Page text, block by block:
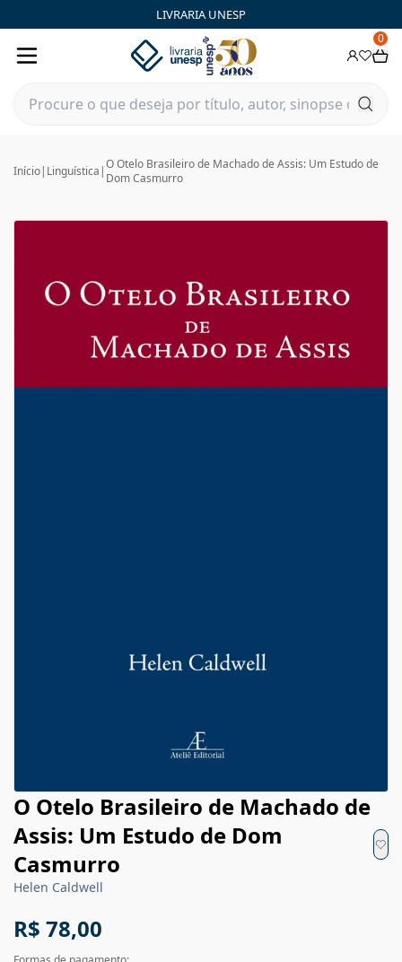
LIVRARIA UNESP
0
Início| Linguística |O Otelo Brasileiro de Machado de Assis: Um Estudo de
Dom Casmurro
O Otelo Brasileiro de Machado de
Assis: Um Estudo de Dom
Casmurro
Helen Caldwell
R$ 78,00